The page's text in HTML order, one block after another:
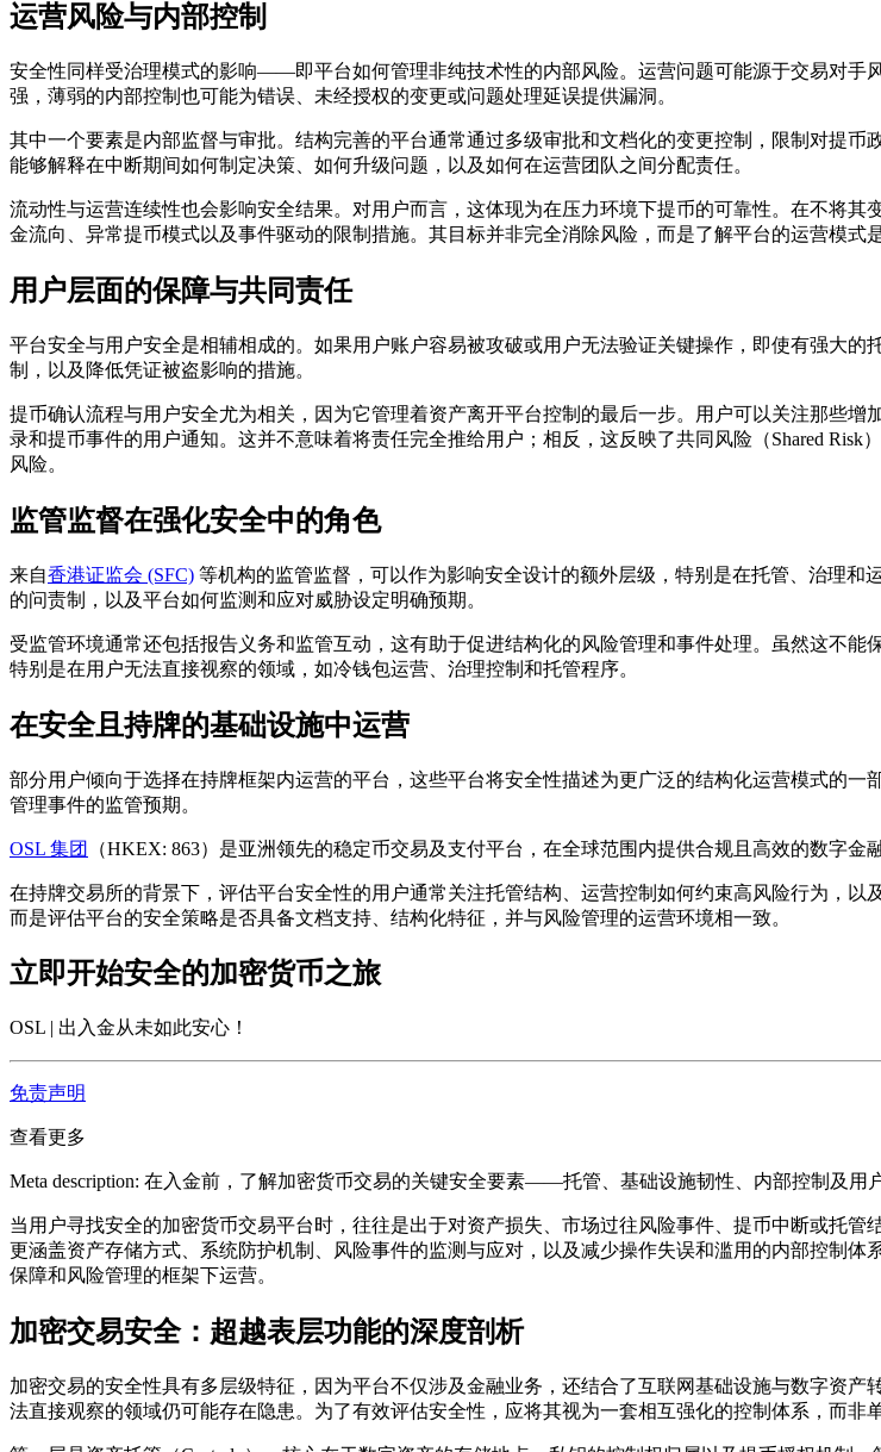
运营风险与内部控制
安全性同样受治理模式的影响——即平台如何管理非纯技术性的内部风险。运营问题可能源于交易对手
强，薄弱的内部控制也可能为错误、未经授权的变更或问题处理延误提供漏洞。
其中一个要素是内部监督与审批。结构完善的平台通常通过多级审批和文档化的变更控制，限制对提
能够解释在中断期间如何制定决策、如何升级问题，以及如何在运营团队之间分配责任。
流动性与运营连续性也会影响安全结果。对用户而言，这体现为在压力环境下提币的可靠性。在不将
金流向、异常提币模式以及事件驱动的限制措施。其目标并非完全消除风险，而是了解平台的运营模式
用户层面的保障与共同责任
平台安全与用户安全是相辅相成的。如果用户账户容易被攻破或用户无法验证关键操作，即使有强大
制，以及降低凭证被盗影响的措施。
提币确认流程与用户安全尤为相关，因为它管理着资产离开平台控制的最后一步。用户可以关注那些
录和提币事件的用户通知。这并不意味着将责任完全推给用户；相反，这反映了共同风险（Shared
风险。
监管监督在强化安全中的角色
来自香港证监会 (SFC) 等机构的监管监督，可以作为影响安全设计的额外层级，特别是在托管、治理
的问责制，以及平台如何监测和应对威胁设定明确预期。
受监管环境通常还包括报告义务和监管互动，这有助于促进结构化的风险管理和事件处理。虽然这不
特别是在用户无法直接视察的领域，如冷钱包运营、治理控制和托管程序。
在安全且持牌的基础设施中运营
部分用户倾向于选择在持牌框架内运营的平台，这些平台将安全性描述为更广泛的结构化运营模式的
管理事件的监管预期。
OSL 集团 （HKEX: 863）是亚洲领先的稳定币交易及支付平台，在全球范围内提供合规且高效的数字
在持牌交易所的背景下，评估平台安全性的用户通常关注托管结构、运营控制如何约束高风险行为，以
而是评估平台的安全策略是否具备文档支持、结构化特征，并与风险管理的运营环境相一致。
立即开始安全的加密货币之旅
OSL | 出入金从未如此安心 ！
免责声明
查看更多
Meta description: 在入金前，了解加密货币交易的关键安全要素——托管、基础设施韧性、内部控制及用
当用户寻找安全的加密货币交易平台时，往往是出于对资产损失、市场过往风险事件、提币中断或托
更涵盖资产存储方式、系统防护机制、风险事件的监测与应对，以及减少操作失误和滥用的内部控制
保障和风险管理的框架下运营。
加密交易安全：超越表层功能的深度剖析
加密交易的安全性具有多层级特征，因为平台不仅涉及金融业务，还结合了互联网基础设施与数字资
法直接观察的领域仍可能存在隐患。为了有效评估安全性，应将其视为一套相互强化的控制体系，而非